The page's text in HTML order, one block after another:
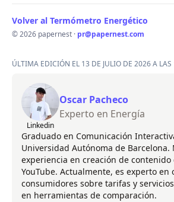
Volver al Termómetro Energético
© 2026 papernest · pr@papernest.com
ÚLTIMA EDICIÓN EL 13 DE JULIO DE 2026 A LAS
Linkedin
Oscar Pacheco
Experto en Energía
Graduado en Comunicación
Universidad Autónoma de Barcelona.
experiencia en creación de contenido
YouTube. Actualmente, es experto en
consumidores sobre tarifas y
en herramientas de comparación.